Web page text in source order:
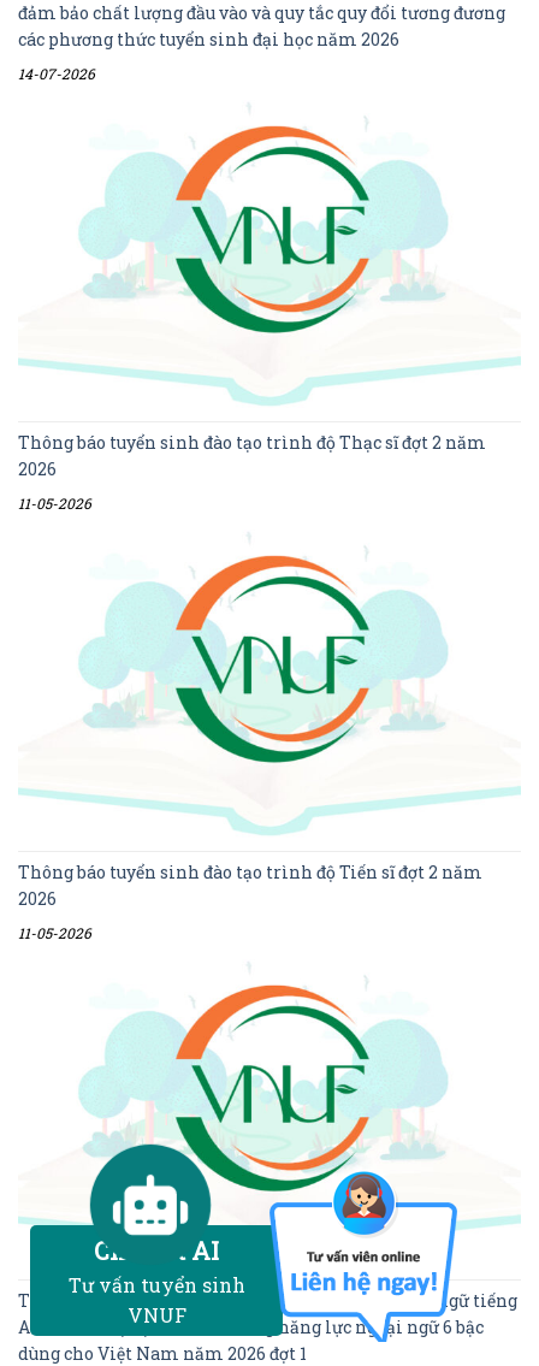
đảm bảo chất lượng đầu vào và quy tắc quy đổi tương đương
các phương thức tuyển sinh đại học năm 2026
14-07-2026
Thông báo tuyển sinh đào tạo trình độ Thạc sĩ đợt 2 năm
2026
11-05-2026
Thông báo tuyển sinh đào tạo trình độ Tiến sĩ đợt 2 năm
2026
11-05-2026
Thông báo Kết quả kỳ thi đánh giá năng lực ngoại ngữ tiếng
Anh trình độ bậc 3 theo Khung năng lực ngoại ngữ 6 bậc
dùng cho Việt Nam năm 2026 đợt 1
Chatbot AI
Tư vấn tuyển sinh
VNUF